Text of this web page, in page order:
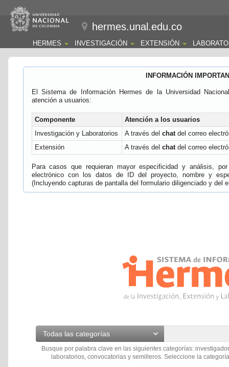
hermes.unal.edu.co
HERMES INVESTIGACIÓN EXTENSIÓN
INFORMACIÓN
El Sistema de Información Hermes de la Universidad
atención a usuarios:
Componente
Atención a los usuarios
Investigación y Laboratorios
A través del chatdel correo
Extensión
A través del chatdel correo
Para casos que requieran mayor especificidad y análisis,
electrónico con los datos de ID del proyecto, nombre y
(Incluyendo capturas de pantalla del formulario diligenciado y del
Todas las categorías
Busque por palabra clave en las siguientes categorías:
laboratorios, convocatorias y semilleros. Seleccione la